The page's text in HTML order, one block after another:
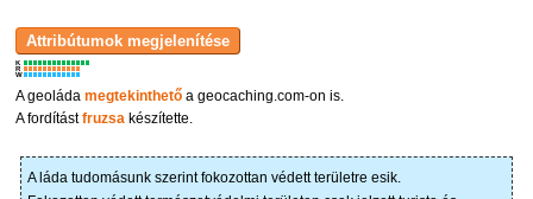
K
R
W
A geoládamegtekinthető a geocaching.com-on is.
A fordítástfruzsa készítette.
A láda tudomásunk szerint fokozottan védett területre esik.